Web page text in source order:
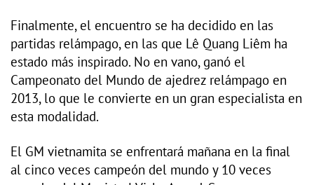
Finalmente, el encuentro se ha decidido en las
partidas relámpago, en las que Lê Quang Liêm ha
estado más inspirado. No en vano, ganó el
Campeonato del Mundo de ajedrez relámpago en
2013, lo que le convierte en un gran especialista en
esta modalidad.
El GM vietnamita se enfrentará mañana en la final
al cinco veces campeón del mundo y 10 veces